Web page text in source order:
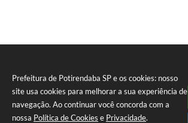
Prefeitura de Potirendaba SP e os cookies: nosso
site usa cookies para melhorar a sua experiência de
navegação. Ao continuar você concorda com a
nossa Política de Cookies e Privacidade.